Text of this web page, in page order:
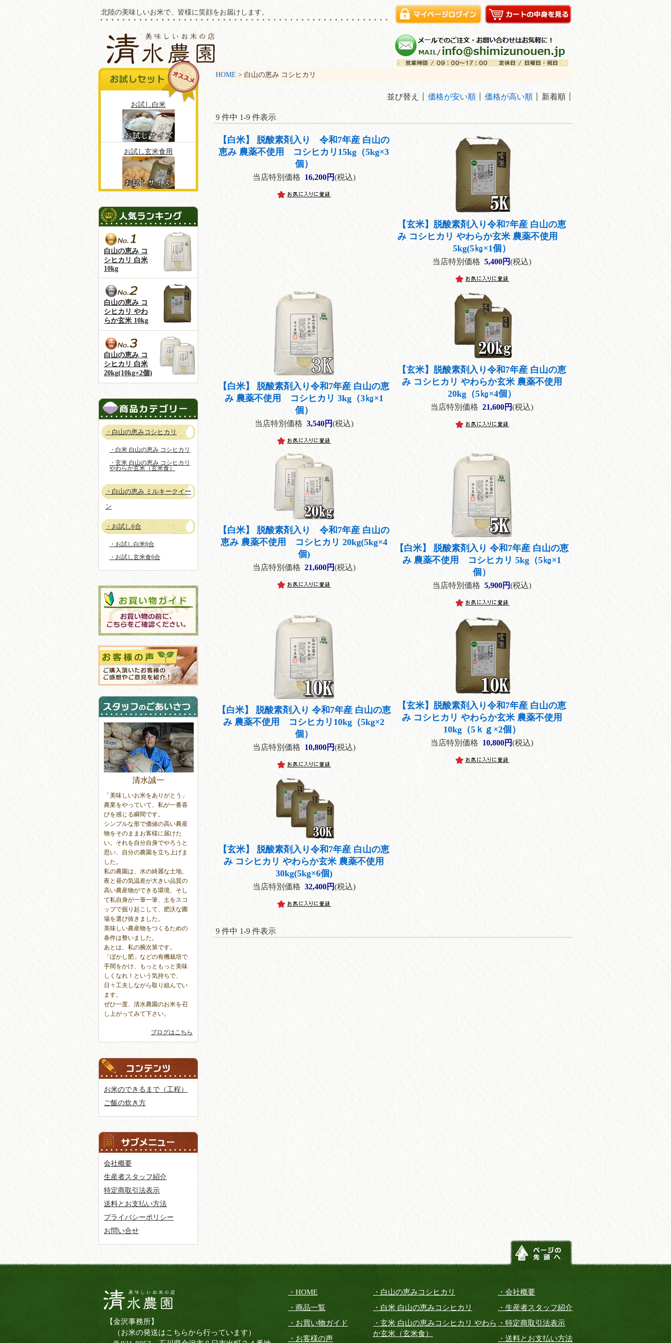
北陸の美味しいお米で、皆様に笑顔をお届けします。
お試し白米
お試し玄米食用
白山の恵み コ
シヒカリ 白米
10kg
白山の恵み コ
シヒカリ やわ
らか玄米 10kg
白山の恵み コ
シヒカリ 白米
20kg(10kg×2個)
・白山の恵みコシヒカリ
・白米 白山の恵み コシヒカリ
・玄米 白山の恵み コシヒカリ
やわらか玄米（玄米食）
・白山の恵み ミルキークイー
ン
・お試し6合
・お試し白米6合
・お試し玄米食6合
清水誠一
「美味しいお米をありがとう」
農業をやっていて、私が一番喜
びを感じる瞬間です。
シンプルな形で価値の高い農産
物をそのままお客様に届けた
い。それを自分自身でやろうと
思い、自分の農園を立ち上げま
した。
私の農園は、水の綺麗な土地、
夜と昼の気温差が大きい品質の
高い農産物ができる環境、そし
て私自身が一筆一筆、土をスコ
ップで掘り起こして、肥沃な圃
場を選び抜きました。
美味しい農産物をつくるための
条件は整いました。
あとは、私の腕次第です。
「ぼかし肥」などの有機栽培で
手間をかけ、もっともっと美味
しくなれ！という気持ちで、
日々工夫しながら取り組んでい
ます。
ぜひ一度、清水農園のお米を召
し上がってみて下さい。
ブログはこちら
お米のできるまで（工程）
ご飯の炊き方
会社概要
生産者スタッフ紹介
特定商取引法表示
送料とお支払い方法
プライバシーポリシー
お問い合せ
HOME > 白山の恵み コシヒカリ
並び替え 価格が安い順 価格が高い順 新着順
9 件中 1-9 件表示
【白米】 脱酸素剤入り 令和7年産 白山の
恵み 農薬不使用 コシヒカリ15kg（5kg×3
個）
当店特別価格 16,200円(税込)
【玄米】脱酸素剤入り令和7年産 白山の恵
み コシヒカリ やわらか玄米 農薬不使用
5kg(5㎏×1個）
当店特別価格 5,400円(税込)
【白米】 脱酸素剤入り令和7年産 白山の恵
み 農薬不使用 コシヒカリ 3kg（3㎏×1
個）
当店特別価格 3,540円(税込)
【玄米】脱酸素剤入り令和7年産 白山の恵
み コシヒカリ やわらか玄米 農薬不使用
20kg（5㎏×4個）
当店特別価格 21,600円(税込)
【白米】 脱酸素剤入り 令和7年産 白山の
恵み 農薬不使用 コシヒカリ 20kg(5kg×4
個)
当店特別価格 21,600円(税込)
【白米】 脱酸素剤入り 令和7年産 白山の恵
み 農薬不使用 コシヒカリ 5kg（5㎏×1
個）
当店特別価格 5,900円(税込)
【白米】 脱酸素剤入り 令和7年産 白山の恵
み 農薬不使用 コシヒカリ10kg（5kg×2
個）
当店特別価格 10,800円(税込)
【玄米】脱酸素剤入り令和7年産 白山の恵
み コシヒカリ やわらか玄米 農薬不使用
10kg（5ｋｇ×2個）
当店特別価格 10,800円(税込)
【玄米】 脱酸素剤入り令和7年産 白山の恵
み コシヒカリ やわらか玄米 農薬不使用
30kg(5kg×6個)
当店特別価格 32,400円(税込)
9 件中 1-9 件表示
【金沢事務所】
（お米の発送はこちらから行っています）
・HOME
・商品一覧
・お買い物ガイド
・お客様の声
・白山の恵みコシヒカリ
・白米 白山の恵みコシヒカリ
・玄米 白山の恵みコシヒカリ やわら
か玄米（玄米食）
・会社概要
・生産者スタッフ紹介
・特定商取引法表示
・送料とお支払い方法